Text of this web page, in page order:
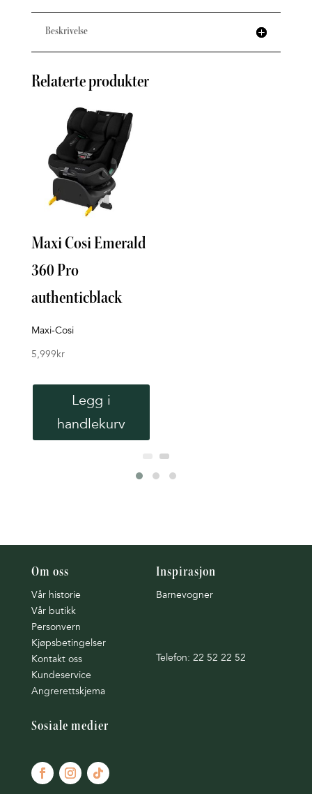
Beskrivelse
Relaterte produkter
Maxi Cosi Emerald
360 Pro
authenticblack
Maxi-Cosi
5,999kr
Legg i
handlekurv
Om oss
Vår historie
Vår butikk
Personvern
Kjøpsbetingelser
Kontakt oss
Kundeservice
Angrerettskjema
Inspirasjon
Barnevogner
Telefon: 22 52 22 52
Sosiale medier